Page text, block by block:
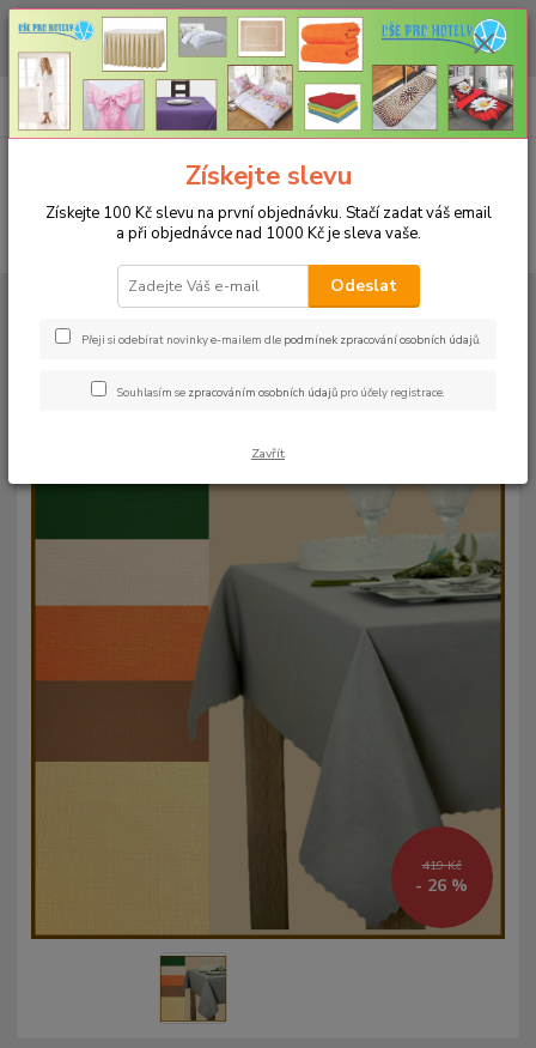
CHCETE NAKOUPIT VĚTŠÍ MNOŽSTVÍ NAŠICH PRODUKTŮ ZA LEPŠÍ
CENU? Klikněte ZDE
CZK
+420 773 794 023
Pondělí-pátek 9-16 hodin
0ks
za0 Kč
UBRUSY
Teflonové ubrusy jednobarevné s vodoodpudivou úpravou
Teflonový ubrus kulatý 140cm -
šedý 101
419 Kč
- 26 %
Získejte slevu
Získejte 100 Kč slevu na první objednávku. Stačí zadat váš email
a při objednávce nad 1000 Kč je sleva vaše.
Odeslat
Přeji si odebírat novinky e-mailem dle podmínek zpracování osobních údajů.
Souhlasím se zpracováním osobních údajů pro účely registrace.
Zavřít